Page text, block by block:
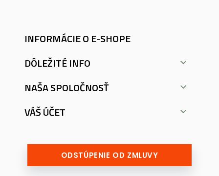
INFORMÁCIE O E-SHOPE
DÔLEŽITÉ INFO

NAŠA SPOLOČNOSŤ 
VÁŠ ÚČET 
ODSTÚPENIE OD ZMLUVY